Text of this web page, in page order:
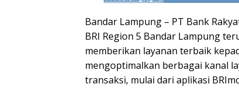
Bandar Lampung – PT Bank
BRI Region 5 Bandar Lampung
memberikan layanan terbaik
mengoptimalkan berbagai kanal
transaksi, mulai dari aplikasi